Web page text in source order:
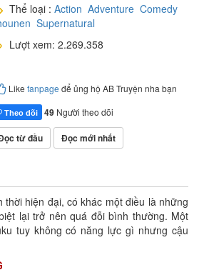
Thể loại : Action Adventure Comedy
Supernatural
Lượt xem: 2.269.358
Like fanpage để ủng hộ AB Truyện nha bạn
Theo dõi 49 Người theo dõi
từ đầu Đọc mới nhất
thời hiện đại, có khác một điều là những
lại trở nên quá đỗi bình thường. Một
tuy không có năng lực gì nhưng cậu